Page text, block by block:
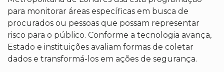
para monitorar áreas específicas em busca de
procurados ou pessoas que possam representar
risco para o público. Conforme a tecnologia avança,
Estado e instituições avaliam formas de coletar
dados e transformá-los em ações de segurança.